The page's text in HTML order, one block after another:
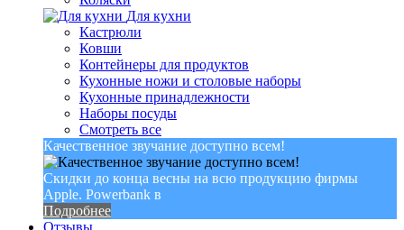
Для кухни
Кастрюли
Ковши
Контейнеры для продуктов
Кухонные ножи и столовые наборы
Кухонные принадлежности
Наборы посуды
Смотреть все
Качественное звучание доступно всем!
Скидки до конца весны на всю продукцию фирмы
Apple. Powerbank в
Подробнее
Отзывы